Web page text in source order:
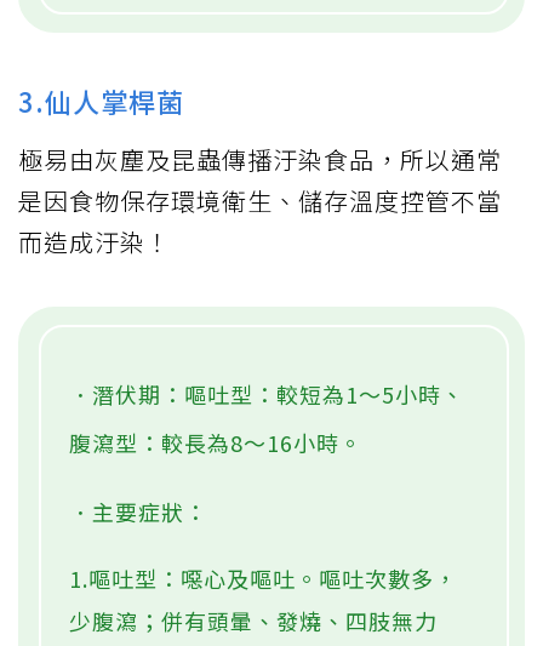
3.仙人掌桿菌
極易由灰塵及昆蟲傳播汙染食品，所以通常
是因食物保存環境衛生、儲存溫度控管不當
而造成汙染！
．潛伏期：嘔吐型：較短為1～5小時、
腹瀉型：較長為8～16小時。
．主要症狀：
1.嘔吐型：噁心及嘔吐。嘔吐次數多，
少腹瀉；併有頭暈、發燒、四肢無力